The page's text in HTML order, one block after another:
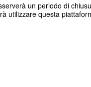
un periodo di
utilizzare questa